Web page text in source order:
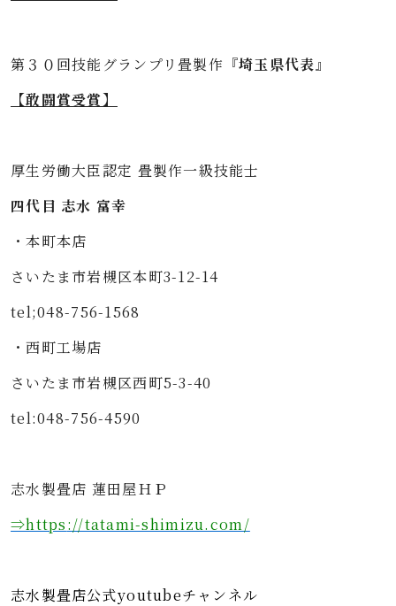
第３０回技能グランプリ畳製作 『埼玉県代表』
【敢闘賞受賞】
厚生労働大臣認定 畳製作一級技能士
四代目 志水 富幸
・本町本店
さいたま市岩槻区本町3-12-14
tel;048-756-1568
・西町工場店
さいたま市岩槻区西町5-3-40
tel:048-756-4590
志水製畳店 蓮田屋ＨＰ
⇒https://tatami-shimizu.com/
志水製畳店公式youtubeチャンネル